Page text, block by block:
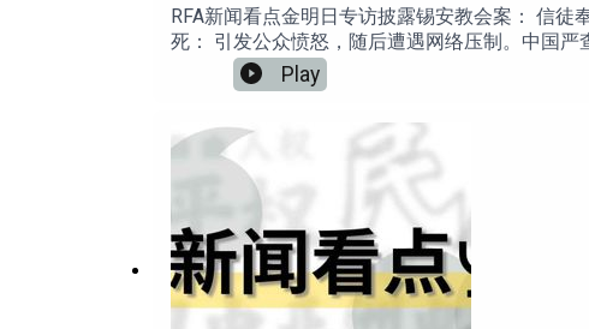
RFA新闻看点金明日专访披露锡安教会案： 信徒
死： 引发公众愤怒，随后遭遇网络压制。中国
术”思维对抗庞大国家机器？
Play